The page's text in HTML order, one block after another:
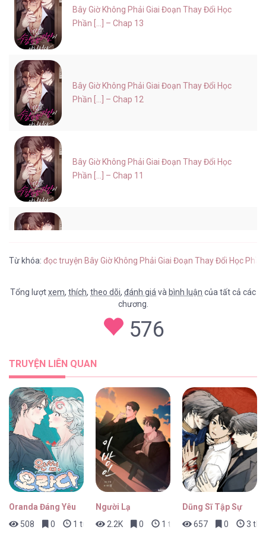
Bây Giờ Không Phải Giai Đoạn Thay Đổi Học
Phần [...] – Chap 13
Bây Giờ Không Phải Giai Đoạn Thay Đổi Học
Phần [...] – Chap 12
Bây Giờ Không Phải Giai Đoạn Thay Đổi Học
Phần [...] – Chap 11
Phần [...] – Chap 9
Bây Giờ Không Phải Giai Đoạn Thay Đổi Học
Phần [...] – Chap 8
Bây Giờ Không Phải Giai Đoạn Thay Đổi Học
Phần [...] – Chap 7
Từ khóa: đọc truyện Bây Giờ Không Phải Giai Đoạn Thay Đổi Học Phần
Tổng lượtxem, thích, theo dõi, đánh giá và bình luận của tất cả các
chương.
576
TRUYỆN LIÊN QUAN
Oranda Đáng Yêu
508
0 1 tuần trước
Người Lạ
2.2K
0 1 tháng trước
Dũng Sĩ Tập Sự
657
0 3